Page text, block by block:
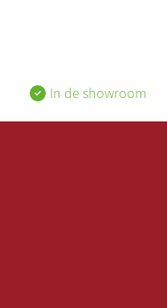
In de showroom